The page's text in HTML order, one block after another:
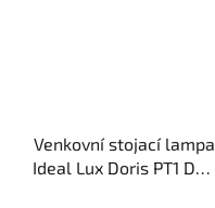
Venkovní stojací lampa
Ideal Lux Doris PT1 D30